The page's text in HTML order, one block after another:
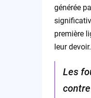
générée
première
leur devoir.
Les